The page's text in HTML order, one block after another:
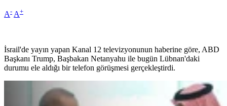
A- A+
İsrail'de yayın yapan Kanal 12 televizyonunun haberine göre, ABD
Başkanı Trump, Başbakan Netanyahu ile bugün Lübnan'daki
durumu ele aldığı bir telefon görüşmesi gerçekleştirdi.